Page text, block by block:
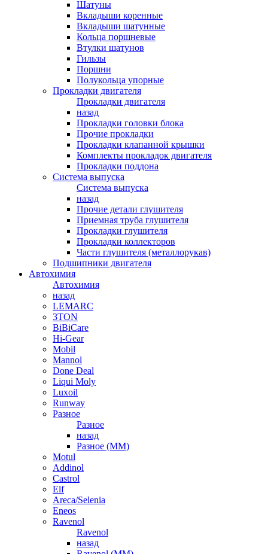
Шатуны
Вкладыши коренные
Вкладыши шатунные
Кольца поршневые
Втулки шатунов
Гильзы
Поршни
Полукольца упорные
Прокладки двигателя
Прокладки двигателя
назад
Прокладки головки блока
Прочие прокладки
Прокладки клапанной крышки
Комплекты прокладок двигателя
Прокладки поддона
Система выпуска
Система выпуска
назад
Прочие детали глушителя
Приемная труба глушителя
Прокладки глушителя
Прокладки коллекторов
Части глушителя (металлорукав)
Подшипники двигателя
Автохимия
Автохимия
назад
LEMARC
3TON
BiBiCare
Hi-Gear
Mobil
Mannol
Done Deal
Liqui Moly
Luxoil
Runway
Разное
Разное
назад
Разное (ММ)
Motul
Addinol
Castrol
Elf
Areca/Selenia
Eneos
Ravenol
Ravenol
назад